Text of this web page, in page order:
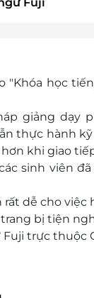
"Khóa học
giảng dạy
thực hành
khi giao
sinh viên
rất dễ cho
bị tiện
trực thuộc
Du Học, Biên
chính